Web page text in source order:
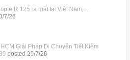
R 125 ra mắt tại Việt Nam,...
7/26
Giải Pháp Di Chuyển Tiết Kiệm
posted 29/7/26